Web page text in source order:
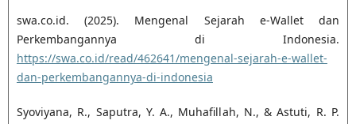
swa.co.id. (2025). Mengenal Sejarah e-Wallet dan
Perkembangannya di Indonesia.
https://swa.co.id/read/462641/mengenal-sejarah-e-wallet-
dan-perkembangannya-di-indonesia
Syoviyana, R., Saputra, Y. A., Muhafillah, N., & Astuti, R. P.